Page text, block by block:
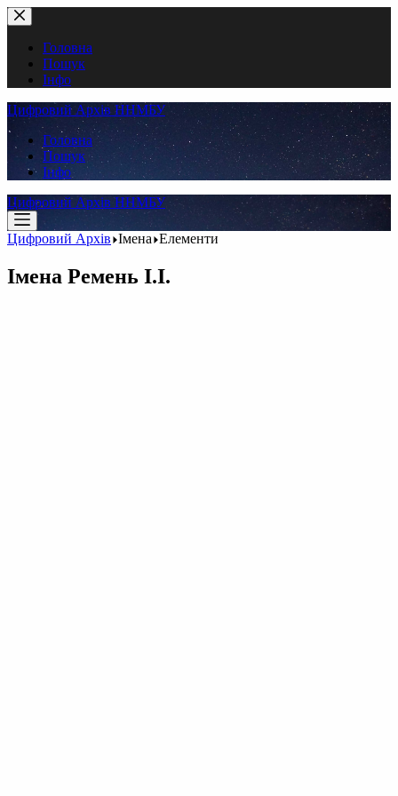
Перейти
до
вмістуГоловна
Пошук
Інфо
Цифровий Архів ННМБУ
Головна
Пошук
Інфо
Цифровий Архів ННМБУ
Цифровий Архів Імена Елементи
Імена Ремень І.І.